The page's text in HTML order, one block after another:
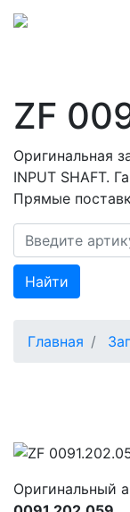
ZF
Оригинальная
INPUT SHAFT.
Прямые
Найти
Главная
Оригинальный